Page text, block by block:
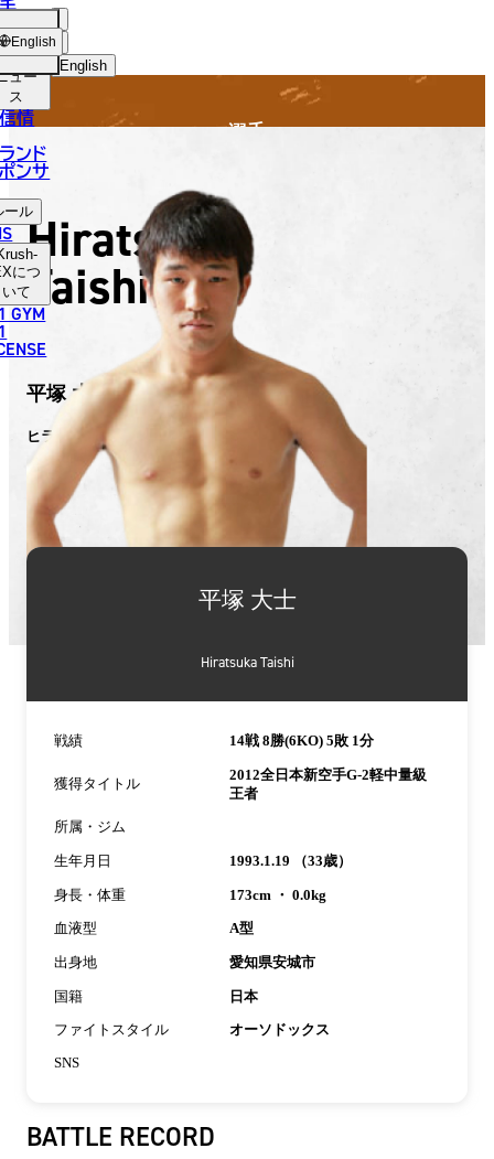
English
中文（简体）
中文（繁體）
ไทย
العربية
ョッ
プ
ュー
ス
情
ンド
ンサ
ール
につ
いて
GYM
English
選手
Hiratsuka
Taishi
平塚 大士
ヒラツカ タイシ
平塚 大士
Hiratsuka Taishi
戦績 14戦 8勝(6KO) 5敗 1分
獲得タイトル
2012全日本新空手G-2軽中量級
王者
所属・ジム
生年月日 1993.1.19 （33歳）
身長・体重 173cm ・ 0.0kg
血液型 A型
出身地 愛知県安城市
国籍 日本
ファイトスタイル オーソドックス
SNS
BATTLE RECORD